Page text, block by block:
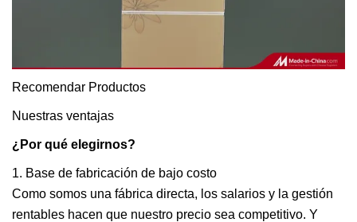
Recomendar Productos
Nuestras ventajas
¿Por qué elegirnos?
1. Base de fabricación de bajo costo
Como somos una fábrica directa, los salarios y la gestión
rentables hacen que nuestro precio sea competitivo. Y